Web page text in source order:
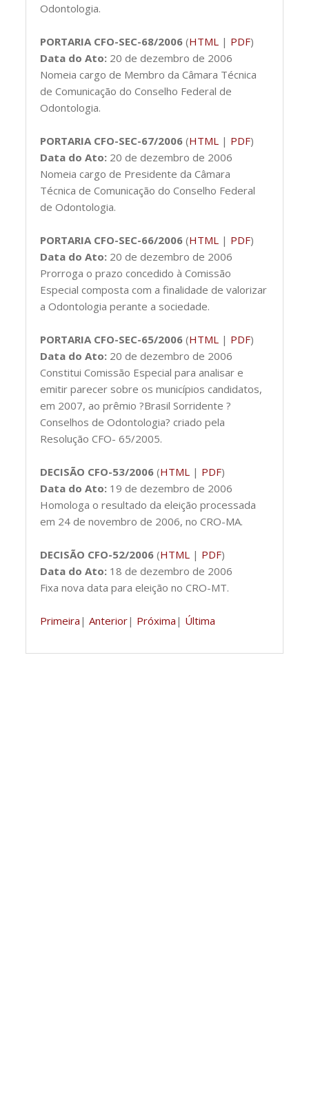
Odontologia.
PORTARIA CFO-SEC-68/2006 (HTML | PDF)
Data do Ato: 20 de dezembro de 2006
Nomeia cargo de Membro da Câmara Técnica
de Comunicação do Conselho Federal de
Odontologia.
PORTARIA CFO-SEC-67/2006 (HTML | PDF)
Data do Ato: 20 de dezembro de 2006
Nomeia cargo de Presidente da Câmara
Técnica de Comunicação do Conselho Federal
de Odontologia.
PORTARIA CFO-SEC-66/2006 (HTML | PDF)
Data do Ato: 20 de dezembro de 2006
Prorroga o prazo concedido à Comissão
Especial composta com a finalidade de valorizar
a Odontologia perante a sociedade.
PORTARIA CFO-SEC-65/2006 (HTML | PDF)
Data do Ato: 20 de dezembro de 2006
Constitui Comissão Especial para analisar e
emitir parecer sobre os municípios candidatos,
em 2007, ao prêmio ?Brasil Sorridente ?
Conselhos de Odontologia? criado pela
Resolução CFO- 65/2005.
DECISÃO CFO-53/2006 (HTML | PDF)
Data do Ato: 19 de dezembro de 2006
Homologa o resultado da eleição processada
em 24 de novembro de 2006, no CRO-MA.
DECISÃO CFO-52/2006 (HTML | PDF)
Data do Ato: 18 de dezembro de 2006
Fixa nova data para eleição no CRO-MT.
Primeira |Anterior| Próxima | Última